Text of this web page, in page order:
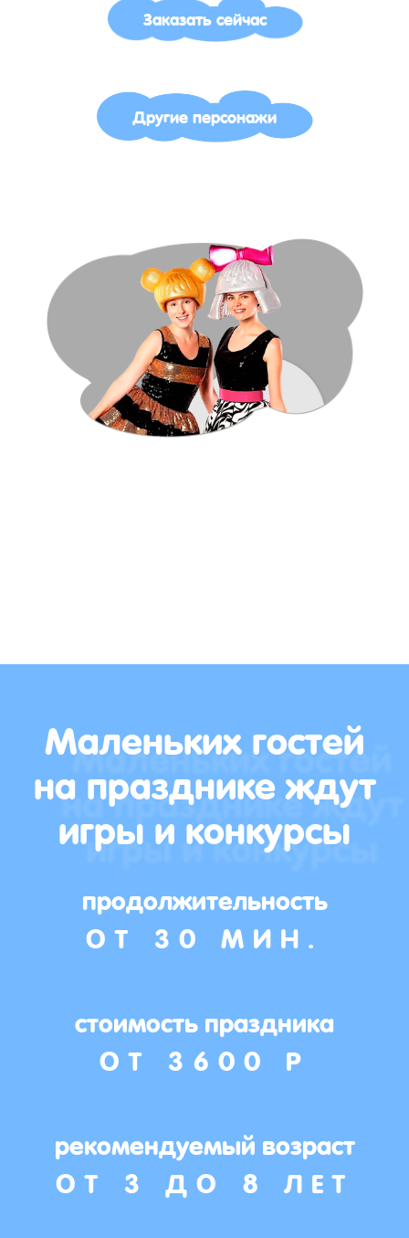
Заказать сейчас
Другие персонажи
Маленьких гостей
на празднике ждут
игры и конкурсы
продолжительность
ОТ 30 МИН.
стоимость праздника
ОТ 3600 Р
рекомендуемый возраст
ОТ 3 ДО 8 ЛЕТ